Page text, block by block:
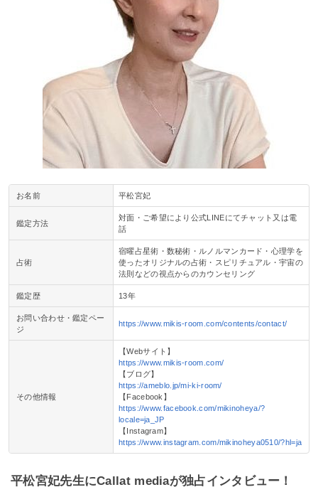
お名前 平松宮妃
鑑定方法
対面・ご希望により公式LINEにてチャット又は電
話
占術
宿曜占星術・数秘術・ルノルマンカード・心理学を
使ったオリジナルの占術・スピリチュアル・宇宙の
法則などの視点からのカウンセリング
鑑定歴 13年
お問い合わせ・鑑定ペー
ジ
https://www.mikis-room.com/contents/contact/
その他情報
【Webサイト】
https://www.mikis-room.com/
【ブログ】
https://ameblo.jp/mi-ki-room/
【Facebook】
https://www.facebook.com/mikinoheya/?
locale=ja_JP
【Instagram】
https://www.instagram.com/mikinoheya0510/?hl=ja
平松宮妃先生にCallat mediaが独占インタビュー！